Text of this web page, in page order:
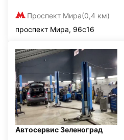
Проспект Мира(0,4 км)
проспект Мира, 96с16
Автосервис Зеленоград